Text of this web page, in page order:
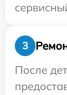
3
После